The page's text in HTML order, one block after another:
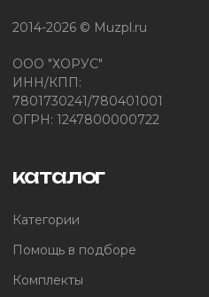
2014-2026 © Muzpl.ru
ООО "ХОРУС"
ИНН/КПП:
7801730241/780401001
ОГРН: 1247800000722
каталог
Категории
Помощь в подборе
Комплекты